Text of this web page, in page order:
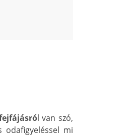
l van szó,
mi